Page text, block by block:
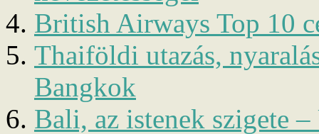
British Airways Top 10
Thaiföldi utazás,
Bangkok
Bali, az istenek szigete